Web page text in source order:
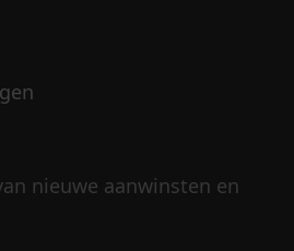
nieuwe aanwinsten en